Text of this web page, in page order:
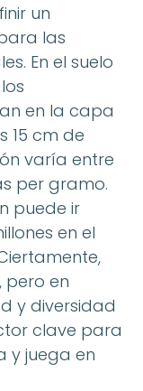
un
las
En el suelo
en la capa
15 cm de
varía entre
per gramo.
puede ir
en el
pero en
y diversidad
clave para
y juega en